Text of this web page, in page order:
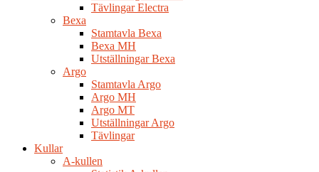
Tävlingar Electra
Bexa
Stamtavla Bexa
Bexa MH
Utställningar Bexa
Argo
Stamtavla Argo
Argo MH
Argo MT
Utställningar Argo
Tävlingar
Kullar
A-kullen